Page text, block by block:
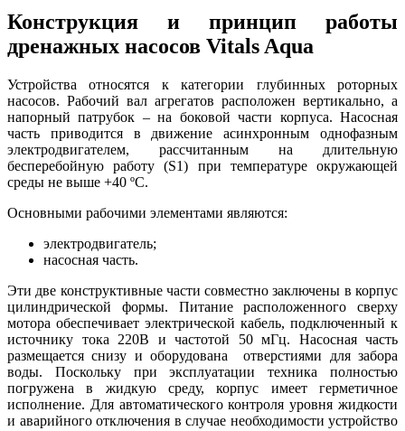
Конструкция и принцип работы
дренажных насосов Vitals Aqua
Устройства относятся к категории глубинных роторных
насосов. Рабочий вал агрегатов расположен вертикально, а
напорный патрубок – на боковой части корпуса. Насосная
часть приводится в движение асинхронным однофазным
электродвигателем, рассчитанным на длительную
бесперебойную работу (S1) при температуре окружающей
среды не выше +40 ºС.
Основными рабочими элементами являются:
электродвигатель;
насосная часть.
Эти две конструктивные части совместно заключены в корпус
цилиндрической формы. Питание расположенного сверху
мотора обеспечивает электрической кабель, подключенный к
источнику тока 220В и частотой 50 мГц. Насосная часть
размещается снизу и оборудована отверстиями для забора
воды. Поскольку при эксплуатации техника полностью
погружена в жидкую среду, корпус имеет герметичное
исполнение. Для автоматического контроля уровня жидкости
и аварийного отключения в случае необходимости устройство